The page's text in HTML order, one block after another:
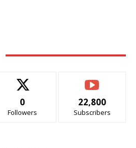
0
Followers
22,800
Subscribers